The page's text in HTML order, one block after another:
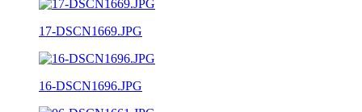
17-DSCN1669.JPG
16-DSCN1696.JPG